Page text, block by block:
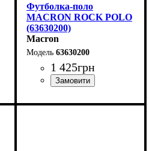
Футболка-поло
MACRON ROCK POLO
(63630200)
Macron
63630200
1 425грн